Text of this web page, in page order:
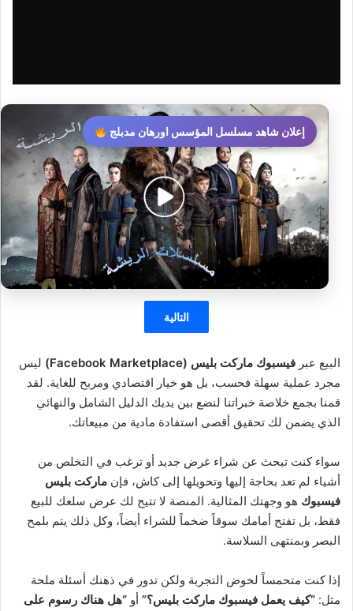
إعلان شاهد مسلسل المؤسس اورهان مدبلج
التالية
البيع عبر فيسبوك ماركت بليس (Facebook Marketplace)
ليس
مجرد عملية سهلة فحسب، بل هو خيار اقتصادي ومربح للغاية. لقد
قمنا بجمع خلاصة خبراتنا لنضع بين يديك الدليل الشامل والنهائي
الذي يضمن لك تحقيق أقصى استفادة مادية من مبيعاتك.
سواء كنت تبحث عن شراء غرض جديد أو ترغب في التخلص من
أشياء لم تعد بحاجة إليها وتحويلها إلى كاش، فإن ماركت بليس
فيسبوك هو وجهتك المثالية. المنصة لا تتيح لك عرض سلعك للبيع
فقط، بل تفتح أمامك سوقاً ضخماً للشراء أيضاً، وكل ذلك يتم بلمح
البصر وبمنتهى السلاسة.
إذا كنت متحمساً لخوض التجربة ولكن تدور في ذهنك أسئلة ملحة
مثل: “كيف يعمل فيسبوك ماركت بليس؟” أو “هل هناك رسوم على